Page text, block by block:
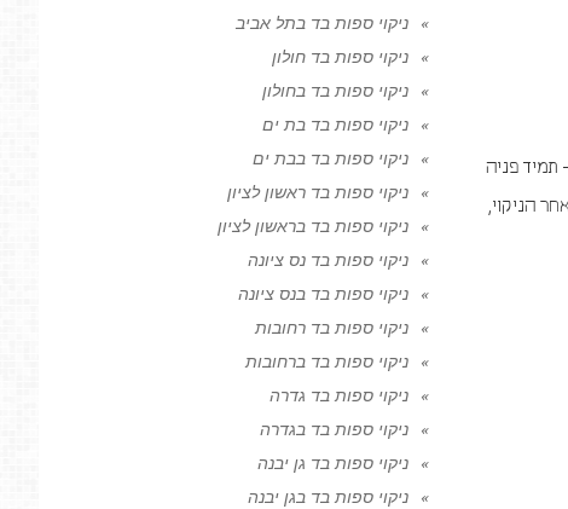
תמיד פניה
הניקוי,
ניקוי ספות בד בתל אביב
ניקוי ספות בד חולון
ניקוי ספות בד בחולון
ניקוי ספות בד בת ים
ניקוי ספות בד בבת ים
ניקוי ספות בד ראשון לציון
ניקוי ספות בד בראשון לציון
ניקוי ספות בד נס ציונה
ניקוי ספות בד בנס ציונה
ניקוי ספות בד רחובות
ניקוי ספות בד ברחובות
ניקוי ספות בד גדרה
ניקוי ספות בד בגדרה
ניקוי ספות בד גן יבנה
ניקוי ספות בד בגן יבנה